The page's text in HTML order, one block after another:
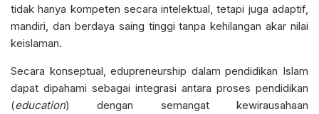
tidak hanya kompeten secara intelektual, tetapi juga adaptif,
mandiri, dan berdaya saing tinggi tanpa kehilangan akar nilai
keislaman.
Secara konseptual, edupreneurship dalam pendidikan Islam
dapat dipahami sebagai integrasi antara proses pendidikan
(education) dengan semangat kewirausahaan